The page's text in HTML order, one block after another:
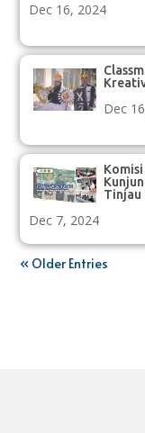
Dec 16, 2024
Dec
Tinjau
Dec 7, 2024
« Older Entries